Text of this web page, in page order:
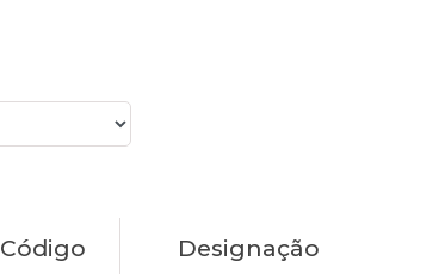
Código Designação